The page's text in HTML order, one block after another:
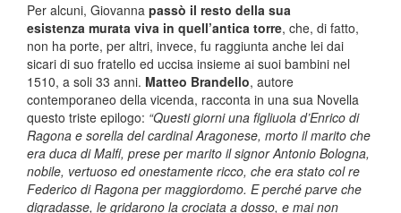
Per alcuni, Giovanna passò il resto della sua
esistenza murata viva in quell’antica torre, che, di fatto,
non ha porte, per altri, invece, fu raggiunta anche lei dai
sicari di suo fratello ed uccisa insieme ai suoi bambini nel
1510, a soli 33 anni. Matteo Brandello, autore
contemporaneo della vicenda, racconta in una sua Novella
questo triste epilogo: “Questi giorni una figliuola d’Enrico di
Ragona e sorella del cardinal Aragonese, morto il marito che
era duca di Malfi, prese per marito il signor Antonio Bologna,
nobile, vertuoso ed onestamente ricco, che era stato col re
Federico di Ragona per maggiordomo. E perché parve che
digradasse, le gridarono la crociata a dosso, e mai non